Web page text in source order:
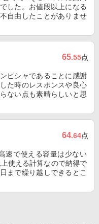
した。お値段以上になる
自由したことがありませ
65.55点
ピシャであることに感謝
た時のレスポンスや良心
ない点も素晴らしいと思
64.64点
速で使える容量は少ない
使える計算なので納得で
まで繰り越しできるとこ